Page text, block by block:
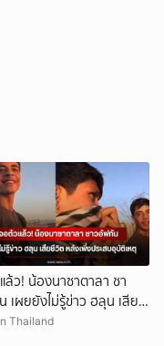
ล้ว! น้องนาซาตาลา ชา
เผยยังไม่รู้ข่าว ฮลุน เสีย
เพิ่งประสบอุบัติเหตุ
Thailand